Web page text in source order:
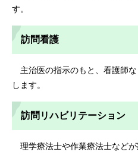
す。
訪問看護
主治医の指示のもと、看護師
します。
訪問リハビリテーション
理学療法士や作業療法士など